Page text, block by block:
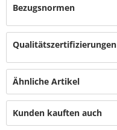
Bezugsnormen
Qualitätszertifizierungen
Ähnliche Artikel
Kunden kauften auch